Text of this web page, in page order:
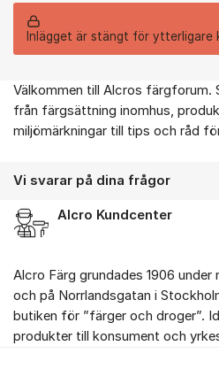
Inlägget är stängt för ytterligare
Om forumet
Välkommen till Alcros färgforum.
från färgsättning inomhus,
miljömärkningar till tips och råd
Vi svarar på dina frågor
Alcro Kundcenter
Alcro Färg grundades 1906
och på Norrlandsgatan i
butiken för ”färger och droger”.
produkter till konsument och